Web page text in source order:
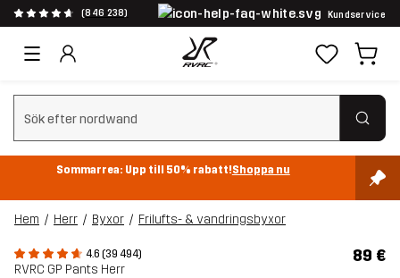
(846 238) Kundservice
Rensa sök
Sommarrea: Upp till 50% rabatt!Shoppa nu
Hem Herr Byxor Frilufts- & vandringsbyxor
4.6 (39 494)
RVRC GP Pants Herr
89 €